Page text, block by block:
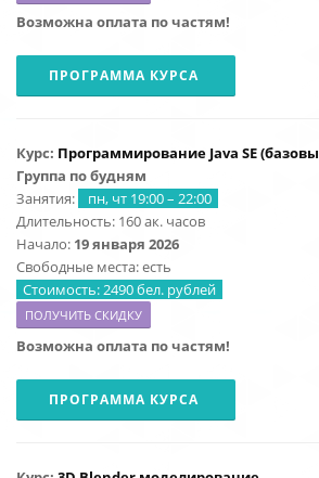
Возможна оплата по частям!
ПРОГРАММА КУРСА
Курс: Программирование Java SE
Группа по будням
Занятия:
пн, чт 19:00 – 22:00
Длительность: 160 ак. часов
Начало: 19 января 2026
Свободные места: есть
Стоимость: 2490 бел. рублей
ПОЛУЧИТЬ СКИДКУ
Возможна оплата по частям!
ПРОГРАММА КУРСА